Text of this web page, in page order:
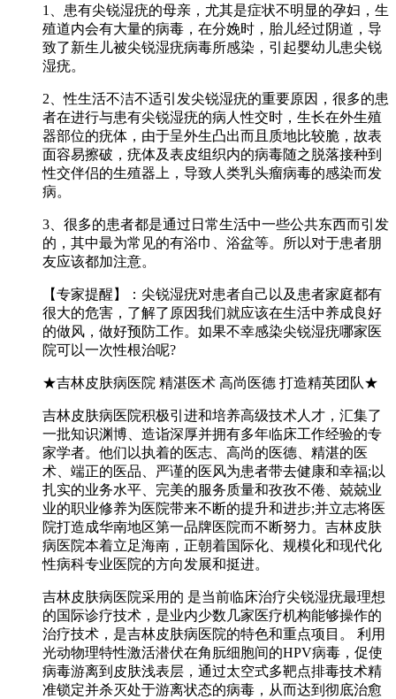
1、患有尖锐湿疣的母亲，尤其是症状不明显的孕妇，生
殖道内会有大量的病毒，在分娩时，胎儿经过阴道，导
致了新生儿被尖锐湿疣病毒所感染，引起婴幼儿患尖锐
湿疣。
2、性生活不洁不适引发尖锐湿疣的重要原因，很多的患
者在进行与患有尖锐湿疣的病人性交时，生长在外生殖
器部位的疣体，由于呈外生凸出而且质地比较脆，故表
面容易擦破，疣体及表皮组织内的病毒随之脱落接种到
性交伴侣的生殖器上，导致人类乳头瘤病毒的感染而发
病。
3、很多的患者都是通过日常生活中一些公共东西而引发
的，其中最为常见的有浴巾、浴盆等。所以对于患者朋
友应该都加注意。
【专家提醒】：尖锐湿疣对患者自己以及患者家庭都有
很大的危害，了解了原因我们就应该在生活中养成良好
的做风，做好预防工作。如果不幸感染尖锐湿疣哪家医
院可以一次性根治呢?
★吉林皮肤病医院 精湛医术 高尚医德 打造精英团队★
吉林皮肤病医院积极引进和培养高级技术人才，汇集了
一批知识渊博、造诣深厚并拥有多年临床工作经验的专
家学者。他们以执着的医志、高尚的医德、精湛的医
术、端正的医品、严谨的医风为患者带去健康和幸福;以
扎实的业务水平、完美的服务质量和孜孜不倦、兢兢业
业的职业修养为医院带来不断的提升和进步;并立志将医
院打造成华南地区第一品牌医院而不断努力。吉林皮肤
病医院本着立足海南，正朝着国际化、规模化和现代化
性病科专业医院的方向发展和挺进。
吉林皮肤病医院采用的 是当前临床治疗尖锐湿疣最理想
的国际诊疗技术，是业内少数几家医疗机构能够操作的
治疗技术，是吉林皮肤病医院的特色和重点项目。 利用
光动物理特性激活潜伏在角朊细胞间的HPV病毒，促使
病毒游离到皮肤浅表层，通过太空式多靶点排毒技术精
准锁定并杀灭处于游离状态的病毒，从而达到彻底治愈